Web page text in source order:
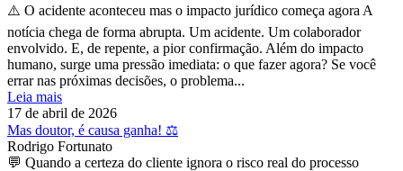
⚠️ O acidente aconteceu mas o impacto jurídico começa agora A
notícia chega de forma abrupta. Um acidente. Um colaborador
envolvido. E, de repente, a pior confirmação. Além do impacto
humano, surge uma pressão imediata: o que fazer agora? Se você
errar nas próximas decisões, o problema...
Leia mais
17 de abril de 2026
Mas doutor, é causa ganha! ⚖️
Rodrigo Fortunato
💬 Quando a certeza do cliente ignora o risco real do processo